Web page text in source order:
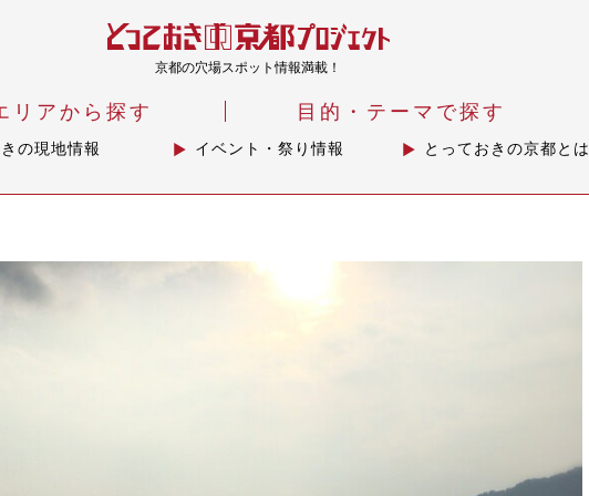
京都の穴場スポット情報満載！
リアから探す 目的・テーマで探す
の現地情報 イベント・祭り情報 とっておきの京都とは